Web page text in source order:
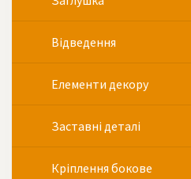
Відведення
Елементи декору
Заставні деталі
Кріплення бокове